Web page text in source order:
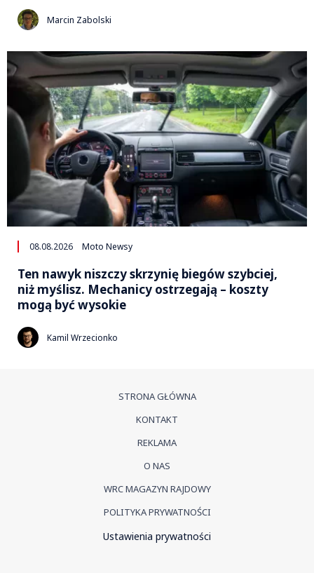
Marcin Zabolski
08.08.2026 Moto Newsy
Ten nawyk niszczy skrzynię biegów szybciej,
niż myślisz. Mechanicy ostrzegają – koszty
mogą być wysokie
Kamil Wrzecionko
STRONA GŁÓWNA
KONTAKT
REKLAMA
O NAS
WRC MAGAZYN RAJDOWY
POLITYKA PRYWATNOŚCI
Ustawienia prywatności